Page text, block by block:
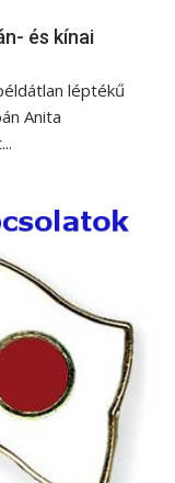
és kínai
léptékű
Anita